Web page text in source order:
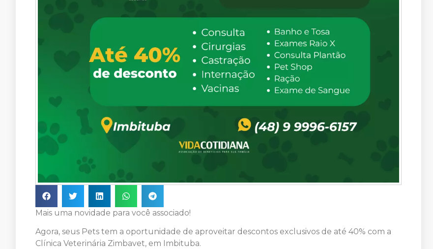
Mais uma novidade para você associado!
Agora, seus Pets tem a oportunidade de aproveitar descontos exclusivos de até 40% com a
Clínica Veterinária Zimbavet, em Imbituba.